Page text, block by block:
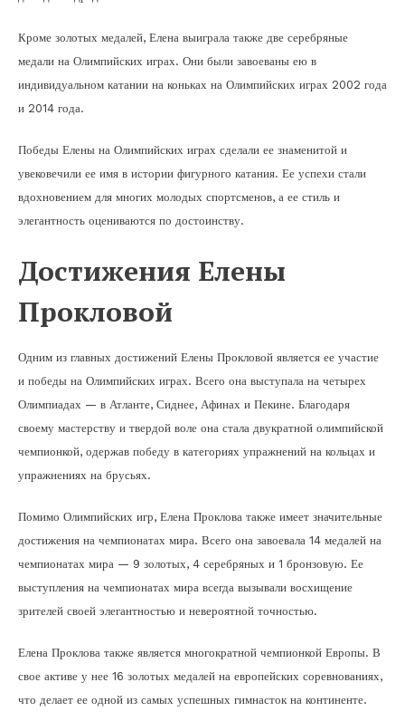
Кроме золотых медалей, Елена выиграла также две серебряные
медали на Олимпийских играх. Они были завоеваны ею в
индивидуальном катании на коньках на Олимпийских играх 2002 года
и 2014 года.
Победы Елены на Олимпийских играх сделали ее знаменитой и
увековечили ее имя в истории фигурного катания. Ее успехи стали
вдохновением для многих молодых спортсменов, а ее стиль и
элегантность оцениваются по достоинству.
Достижения Елены
Прокловой
Одним из главных достижений Елены Прокловой является ее участие
и победы на Олимпийских играх. Всего она выступала на четырех
Олимпиадах — в Атланте, Сиднее, Афинах и Пекине. Благодаря
своему мастерству и твердой воле она стала двукратной олимпийской
чемпионкой, одержав победу в категориях упражнений на кольцах и
упражнениях на брусьях.
Помимо Олимпийских игр, Елена Проклова также имеет значительные
достижения на чемпионатах мира. Всего она завоевала 14 медалей на
чемпионатах мира — 9 золотых, 4 серебряных и 1 бронзовую. Ее
выступления на чемпионатах мира всегда вызывали восхищение
зрителей своей элегантностью и невероятной точностью.
Елена Проклова также является многократной чемпионкой Европы. В
свое активе у нее 16 золотых медалей на европейских соревнованиях,
что делает ее одной из самых успешных гимнасток на континенте.